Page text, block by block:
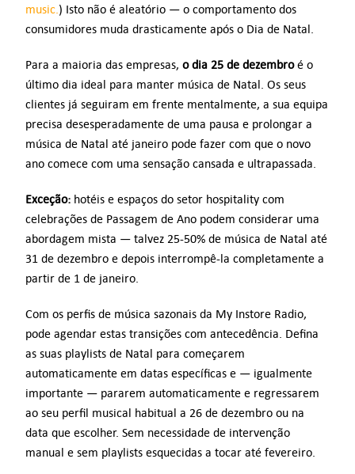
music. ) Isto não é aleatório — o comportamento dos
consumidores muda drasticamente após o Dia de Natal.
Para a maioria das empresas, o dia 25 de dezembroé o
último dia ideal para manter música de Natal. Os seus
clientes já seguiram em frente mentalmente, a sua equipa
precisa desesperadamente de uma pausa e prolongar a
música de Natal até janeiro pode fazer com que o novo
ano comece com uma sensação cansada e ultrapassada.
Exceção: hotéis e espaços do setor hospitality com
celebrações de Passagem de Ano podem considerar uma
abordagem mista — talvez 25-50% de música de Natal até
31 de dezembro e depois interrompê-la completamente a
partir de 1 de janeiro.
Com os perfis de música sazonais da My Instore Radio,
pode agendar estas transições com antecedência. Defina
as suas playlists de Natal para começarem
automaticamente em datas específicas e — igualmente
importante — pararem automaticamente e regressarem
ao seu perfil musical habitual a 26 de dezembro ou na
data que escolher. Sem necessidade de intervenção
manual e sem playlists esquecidas a tocar até fevereiro.